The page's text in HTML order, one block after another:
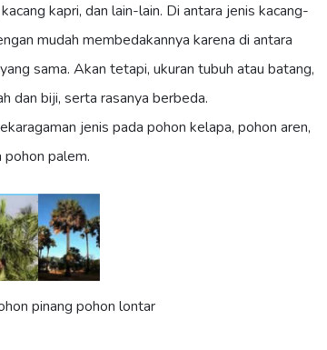
kapri, dan lain-lain. Di antara jenis kacang-
mudah membedakannya karena di antara
sama. Akan tetapi, ukuran tubuh atau batang,
dan biji, serta rasanya berbeda.
jenis pada pohon kelapa, pohon aren,
pohon palem.
pinang pohon lontar